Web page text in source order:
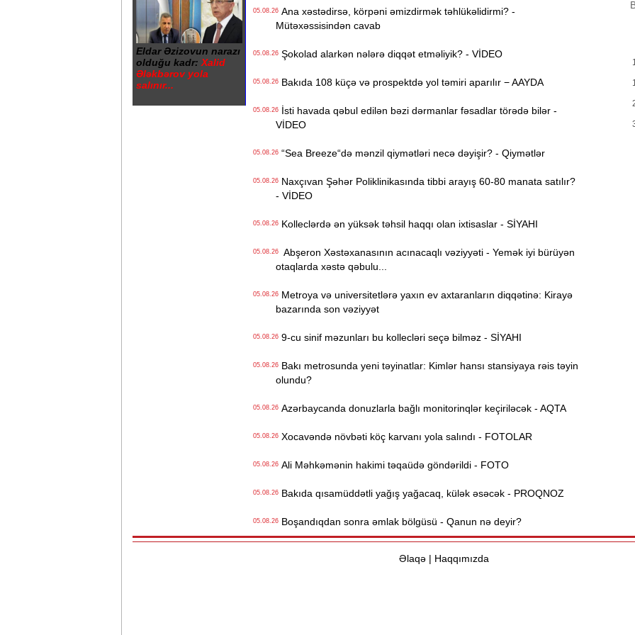
Eldar Əzizovun narazı
olduğu kadr: Xalid
Ələkbərov yola
salınır...
05.08.26Ana xəstədirsə, körpəni əmizdirmək təhlükəlidirmi? -
Mütəxəssisindən cavab
05.08.26Şokolad alarkən nələrə diqqət etməliyik? - VİDEO
05.08.26Bakıda 108 küçə və prospektdə yol təmiri aparılır − AAYDA
05.08.26İsti havada qəbul edilən bəzi dərmanlar fəsadlar törədə bilər -
VİDEO
05.08.26“Sea Breeze“də mənzil qiymətləri necə dəyişir? - Qiymətlər
05.08.26Naxçıvan Şəhər Poliklinikasında tibbi arayış 60-80 manata satılır?
- VİDEO
05.08.26Kolleclərdə ən yüksək təhsil haqqı olan ixtisaslar - SİYAHI
05.08.26Abşeron Xəstəxanasının acınacaqlı vəziyyəti - Yemək iyi bürüyən
otaqlarda xəstə qəbulu...
05.08.26Metroya və universitetlərə yaxın ev axtaranların diqqətinə: Kirayə
bazarında son vəziyyət
05.08.269-cu sinif məzunları bu kollecləri seçə bilməz - SİYAHI
05.08.26Bakı metrosunda yeni təyinatlar: Kimlər hansı stansiyaya rəis təyin
olundu?
05.08.26Azərbaycanda donuzlarla bağlı monitorinqlər keçiriləcək - AQTA
05.08.26Xocavəndə növbəti köç karvanı yola salındı - FOTOLAR
05.08.26Ali Məhkəmənin hakimi təqaüdə göndərildi - FOTO
05.08.26Bakıda qısamüddətli yağış yağacaq, külək əsəcək - PROQNOZ
05.08.26Boşandıqdan sonra əmlak bölgüsü - Qanun nə deyir?
Əlaqə| Haqqımızda